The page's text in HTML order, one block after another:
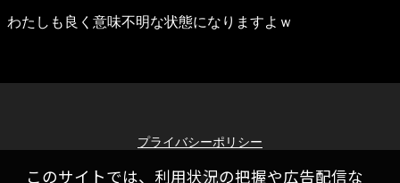
このサイトでは、利用状況の把握や広告配信な
わたしも良く意味不明な状態になりますよｗ
プライバシーポリシー